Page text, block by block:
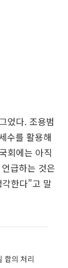
었다. 조용범
수를 활용해
회에는 아직
급하는 것은
한다”고 말
합의 처리